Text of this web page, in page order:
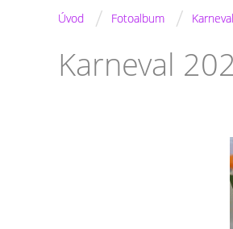
Úvod / Fotoalbum /
Karneval